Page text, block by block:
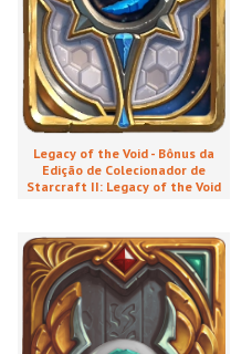
Legacy of the Void - Bônus da
Edição de Colecionador de
Starcraft II: Legacy of the Void